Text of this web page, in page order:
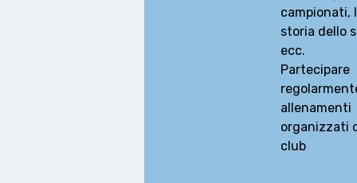
campionati,
storia dello
ecc.
Partecipare
allenamenti
organizzati
club